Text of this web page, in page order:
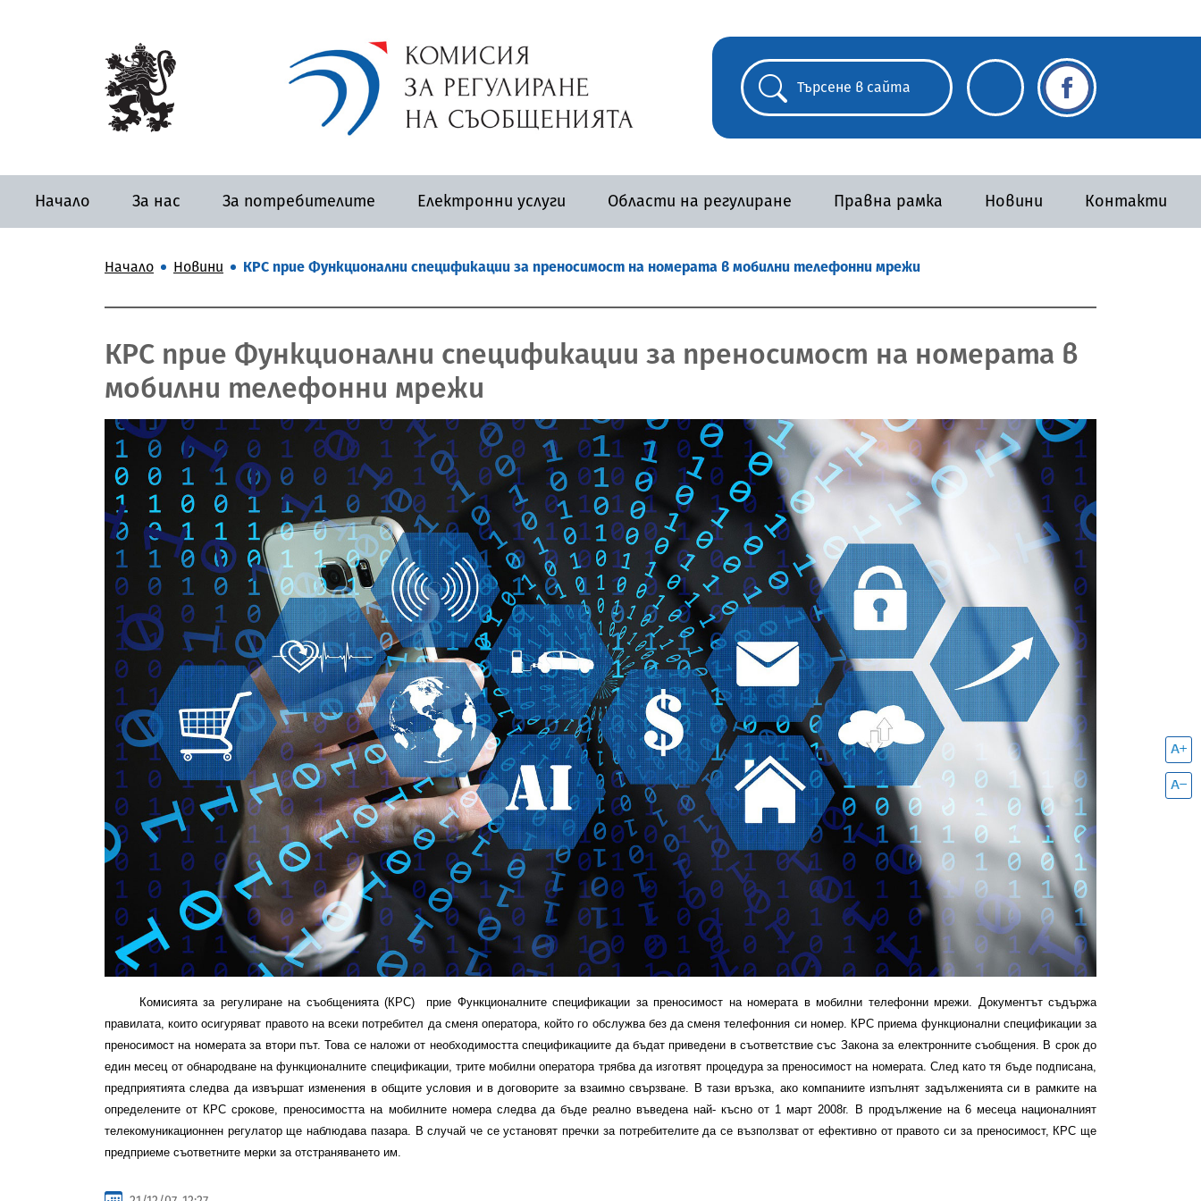
Начало За нас За потребителите Електронни услуги Области на регулиране Правна рамка Новини Контакти
Начало Новини КРС прие Функционални спецификации за преносимост на номерата в мобилни телефонни мрежи
КРС прие Функционални спецификации за преносимост на номерата в
мобилни телефонни мрежи
Комисията за регулиране на съобщенията (КРС) прие Функционалните спецификации за преносимост на номерата в мобилни телефонни мрежи. Документът съдържа
правилата, които осигуряват правото на всеки потребител да сменя оператора, който го обслужва без да сменя телефонния си номер. КРС приема функционални спецификации за
преносимост на номерата за втори път. Това се наложи от необходимостта спецификациите да бъдат приведени в съответствие със Закона за електронните съобщения. В срок до
един месец от обнародване на функционалните спецификации, трите мобилни оператора трябва да изготвят процедура за преносимост на номерата. След като тя бъде подписана,
предприятията следва да извършат изменения в общите условия и в договорите за взаимно свързване. В тази връзка, ако компаниите изпълнят задълженията си в рамките на
определените от КРС срокове, преносимостта на мобилните номера следва да бъде реално въведена най- късно от 1 март 2008г. В продължение на 6 месеца националният
телекомуникационнен регулатор ще наблюдава пазара. В случай че се установят пречки за потребителите да се възползват от ефективно от правото си за преносимост, КРС ще
предприеме съответните мерки за отстраняването им.